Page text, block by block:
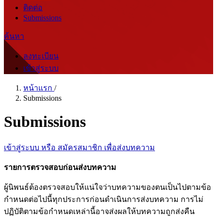
ติดต่อ
Submissions
ค้นหา
ลงทะเบียน
เข้าสู่ระบบ
หน้าแรก /
Submissions
Submissions
เข้าสู่ระบบ หรือ สมัครสมาชิก เพื่อส่งบทความ
รายการตรวจสอบก่อนส่งบทความ
ผู้นิพนธ์ต้องตรวจสอบให้แน่ใจว่าบทความของตนเป็นไปตามข้อ
กำหนดต่อไปนี้ทุกประการก่อนดำเนินการส่งบทความ การไม่
ปฏิบัติตามข้อกำหนดเหล่านี้อาจส่งผลให้บทความถูกส่งคืน